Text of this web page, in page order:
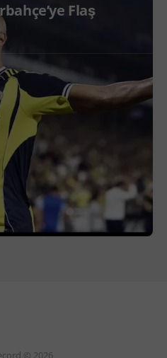
Flaş
© 2026